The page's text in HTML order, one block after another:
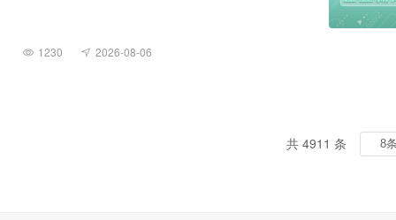
1230 2026-08-06
共 4911 条